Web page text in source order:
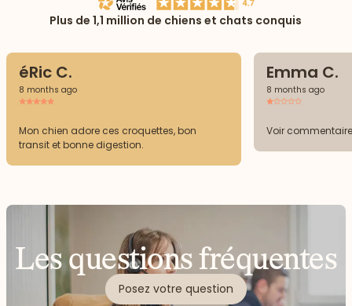
Plus de 1,1 million de chiens et chats conquis
éRic C.
8 months ago
Mon chien adore ces croquettes, bon
transit et bonne digestion.
Emma C.
8 months ago
Voir
Les questions fréquentes
Posez votre question